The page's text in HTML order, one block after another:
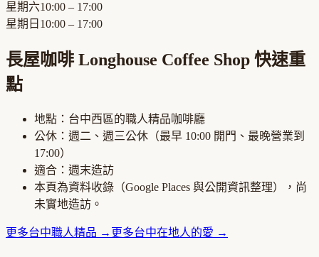
星期六10:00 – 17:00
星期日 10:00 – 17:00
長屋咖啡 Longhouse Coffee Shop 快速重
點
地點： 台中西區的職人精品咖啡廳
公休： 週二、週三公休 （最早 10:00 開門、最晚營業到
17:00）
適合： 週末造訪
本頁為資料收錄（Google Places 與公開資訊整理），尚
未實地造訪。
更多台中職人精品 → 更多台中在地人的愛 →